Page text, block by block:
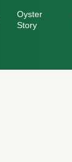
Oyster
Story